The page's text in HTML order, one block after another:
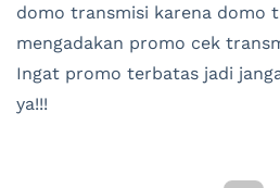
domo transmisi karena domo
mengadakan promo cek
Ingat promo terbatas jadi
ya!!!